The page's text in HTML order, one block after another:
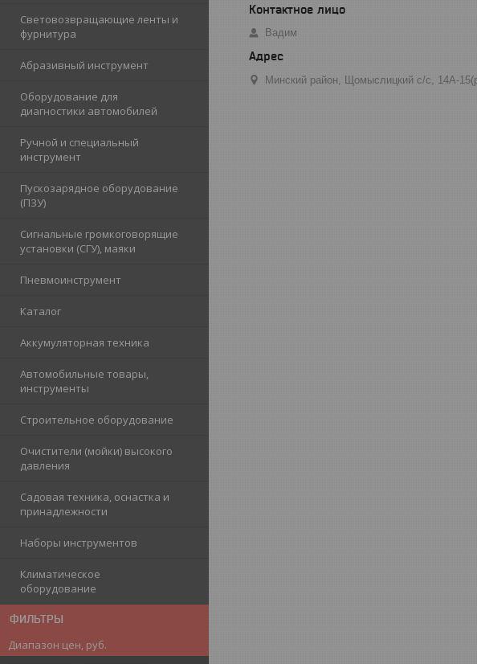
Световозвращающие ленты и
фурнитура
Абразивный инструмент
Оборудование для
диагностики автомобилей
Ручной и специальный
инструмент
Пускозарядное оборудование
(ПЗУ)
Сигнальные громкоговорящие
установки (СГУ), маяки
Пневмоинструмент
Каталог
Аккумуляторная техника
Автомобильные товары,
инструменты
Строительное оборудование
Очистители (мойки) высокого
давления
Садовая техника, оснастка и
принадлежности
Наборы инструментов
Климатическое
оборудование
ФИЛЬТРЫ
Диапазон цен, руб.
Вадим
Минский район, Щомыслицкий с/с, 14А-